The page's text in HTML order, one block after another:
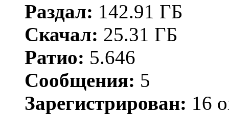
Раздал: 142.91 ГБ
Скачал: 25.31 ГБ
Ратио: 5.646
Сообщения: 5
Зарегистрирован: 16